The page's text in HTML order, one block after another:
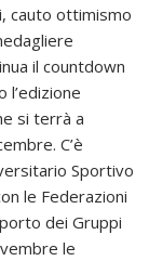
cauto ottimismo
il countdown
l’edizione
si terrà a
C’è
Sportivo
le Federazioni
dei Gruppi
le